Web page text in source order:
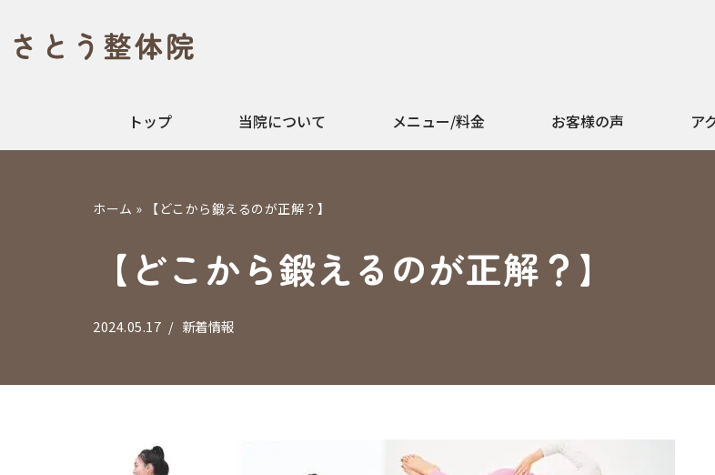
コ
ツ
トップ 当院について メニュー/料金 お客様の声 ア
ホーム » 【どこから鍛えるのが正解？】
【どこから鍛えるのが正解？】
2024.05.17 新着情報